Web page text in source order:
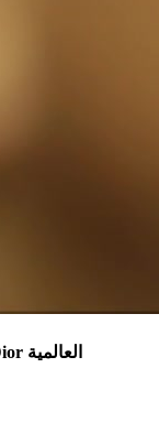
Episode 7: استكمال مسيرة اكتشاف ماركة Dior العالمية